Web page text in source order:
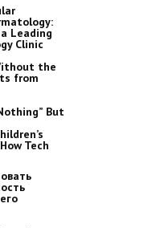
Leading
Clinic
the
from
But
Tech